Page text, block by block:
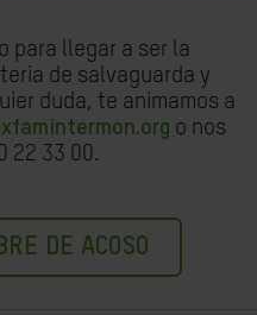
para llegar a ser la
de salvaguarda y
duda, te animamos a
o nos
22 33 00.
DE ACOSO